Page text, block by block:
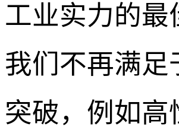
工业实力的最
我们不再满足
突破，例如高